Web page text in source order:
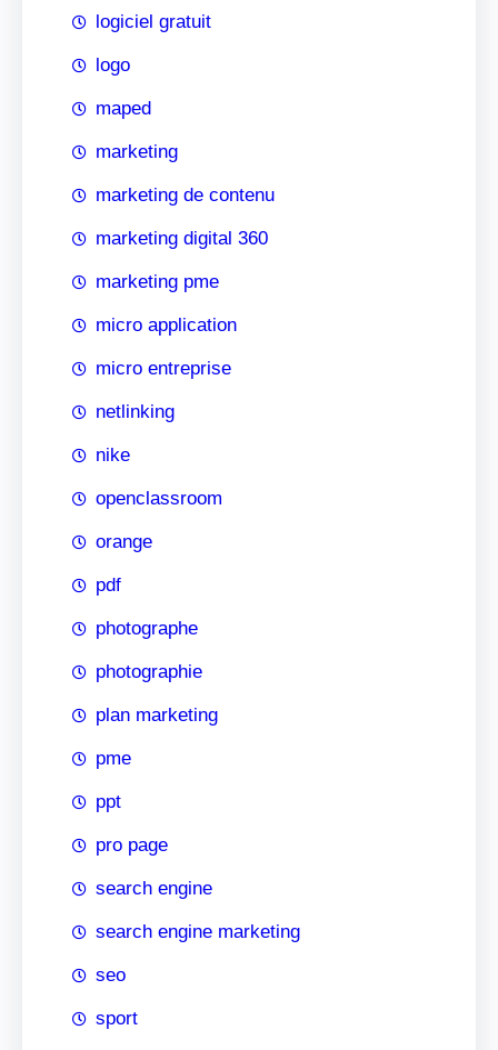
logiciel gratuit
logo
maped
marketing
marketing de contenu
marketing digital 360
marketing pme
micro application
micro entreprise
netlinking
nike
openclassroom
orange
pdf
photographe
photographie
plan marketing
pme
ppt
pro page
search engine
search engine marketing
seo
sport